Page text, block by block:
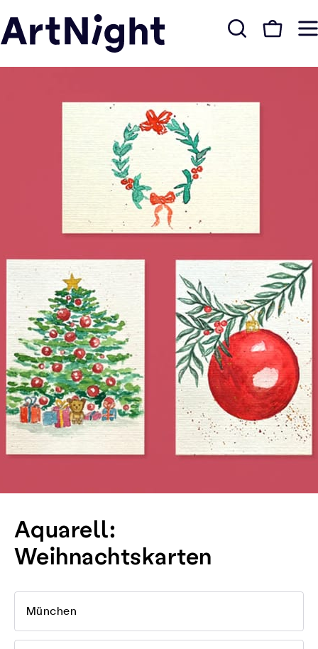
Aquarell:
Weihnachtskarten
München